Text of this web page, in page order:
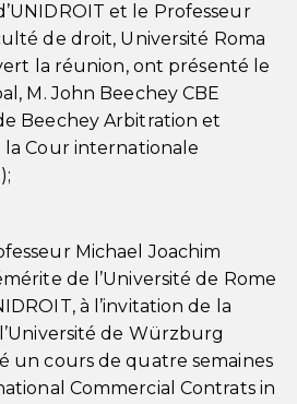
et le Professeur
de droit, Université Roma
la réunion, ont présenté le
M. John Beechey CBE
Beechey Arbitration et
Cour internationale
Michael Joachim
de l’Université de Rome
à l’invitation de la
de Würzburg
un cours de quatre semaines
Commercial Contrats in